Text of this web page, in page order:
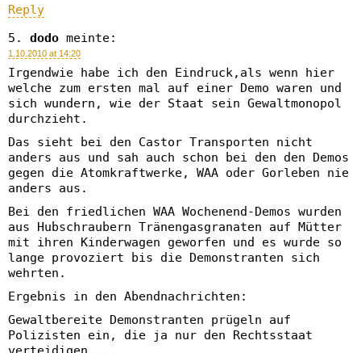
Reply
dodo meinte:
1.10.2010 at 14:20
Irgendwie habe ich den Eindruck,als wenn hier
welche zum ersten mal auf einer Demo waren und
sich wundern, wie der Staat sein Gewaltmonopol
durchzieht.
Das sieht bei den Castor Transporten nicht
anders aus und sah auch schon bei den den Demos
gegen die Atomkraftwerke, WAA oder Gorleben nie
anders aus.
Bei den friedlichen WAA Wochenend-Demos wurden
aus Hubschraubern Tränengasgranaten auf Mütter
mit ihren Kinderwagen geworfen und es wurde so
lange provoziert bis die Demonstranten sich
wehrten.
Ergebnis in den Abendnachrichten:
Gewaltbereite Demonstranten prügeln auf
Polizisten ein, die ja nur den Rechtsstaat